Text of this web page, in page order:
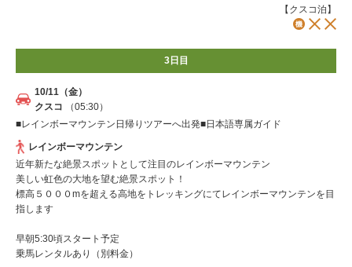
【クスコ泊】
3日目
10/11（金）
クスコ
（05:30）
■レインボーマウンテン日帰りツアーへ出発■日本語専属ガイド
レインボーマウンテン
近年新たな絶景スポットとして注目のレインボーマウンテン
美しい虹色の大地を望む絶景スポット！
標高５０００mを超える高地をトレッキングにてレインボーマウンテンを目
指します
早朝5:30頃スタート予定
乗馬レンタルあり（別料金）